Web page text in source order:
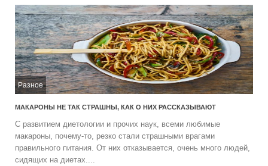
Разное
МАКАРОНЫ НЕ ТАК СТРАШНЫ, КАК О НИХ РАССКАЗЫВАЮТ
С развитием диетологии и прочих наук, всеми любимые
макароны, почему-то, резко стали страшными врагами
правильного питания. От них отказывается, очень много людей,
сидящих на диетах....